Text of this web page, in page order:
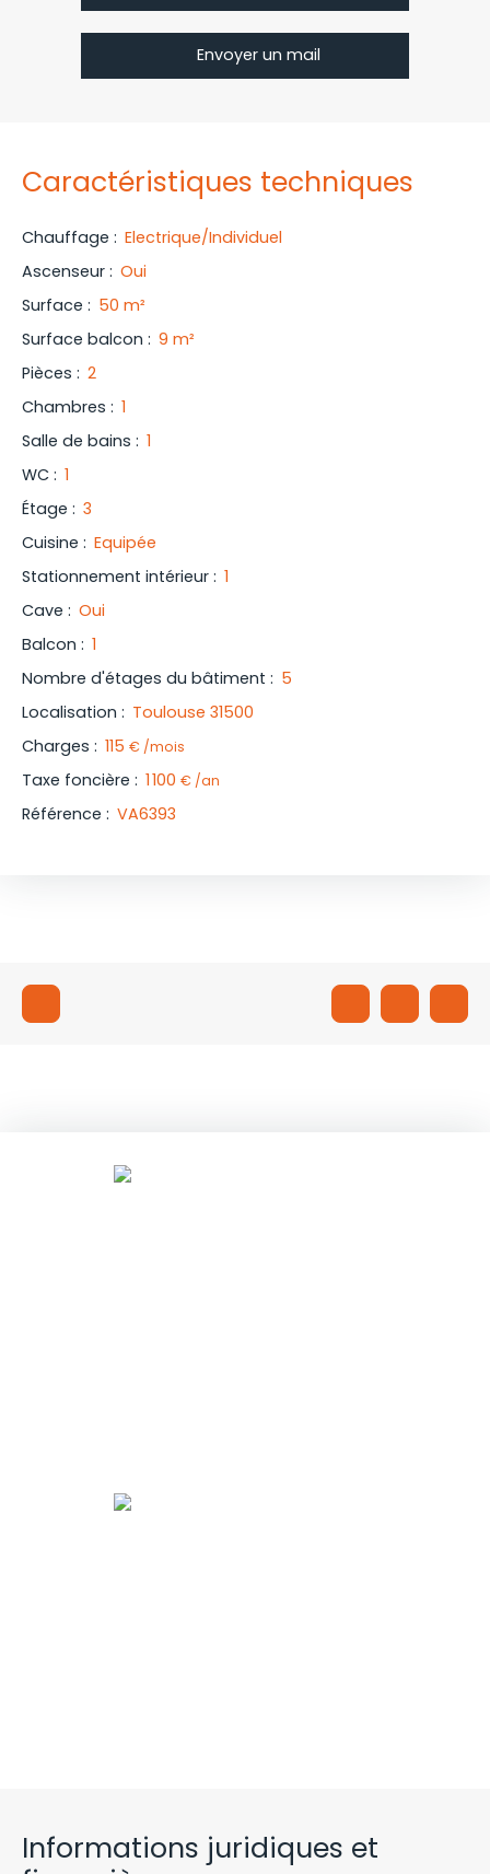
Envoyer un mail
Caractéristiques techniques
Chauffage : Electrique/Individuel
Ascenseur : Oui
Surface : 50 m²
Surface balcon : 9 m²
Pièces : 2
Chambres : 1
Salle de bains : 1
WC : 1
Étage : 3
Cuisine : Equipée
Stationnement intérieur : 1
Cave : Oui
Balcon : 1
Nombre d'étages du bâtiment : 5
Localisation : Toulouse 31500
Charges : 115 € /mois
Taxe foncière : 1 100 € /an
Référence : VA6393
Informations juridiques et